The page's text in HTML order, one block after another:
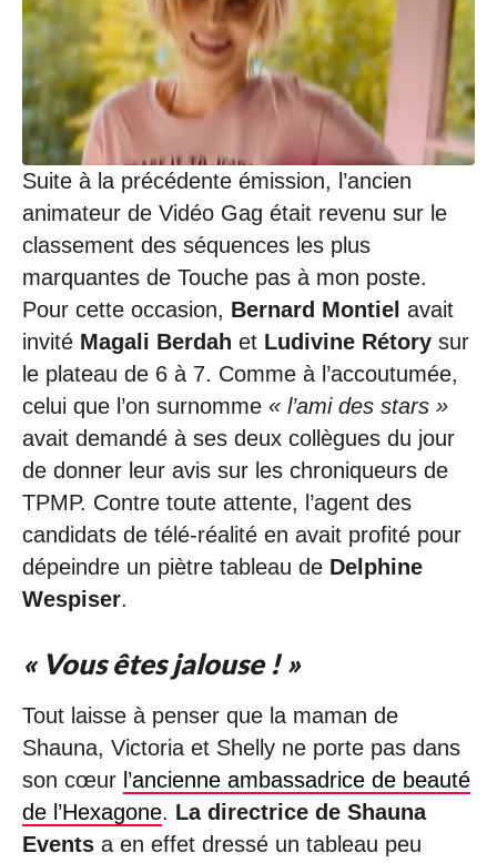
Suite à la précédente émission, l’ancien
animateur de Vidéo Gag était revenu sur le
classement des séquences les plus
marquantes de Touche pas à mon poste.
Pour cette occasion, Bernard Montiel avait
invité Magali Berdah et Ludivine Rétory sur
le plateau de 6 à 7. Comme à l’accoutumée,
celui que l’on surnomme « l’ami des stars »
avait demandé à ses deux collègues du jour
de donner leur avis sur les chroniqueurs de
TPMP. Contre toute attente, l’agent des
candidats de télé-réalité en avait profité pour
dépeindre un piètre tableau de Delphine
Wespiser.
« Vous êtes jalouse ! »
Tout laisse à penser que la maman de
Shauna, Victoria et Shelly ne porte pas dans
son cœur l’ancienne ambassadrice de beauté
de l’Hexagone. La directrice de Shauna
Events a en effet dressé un tableau peu